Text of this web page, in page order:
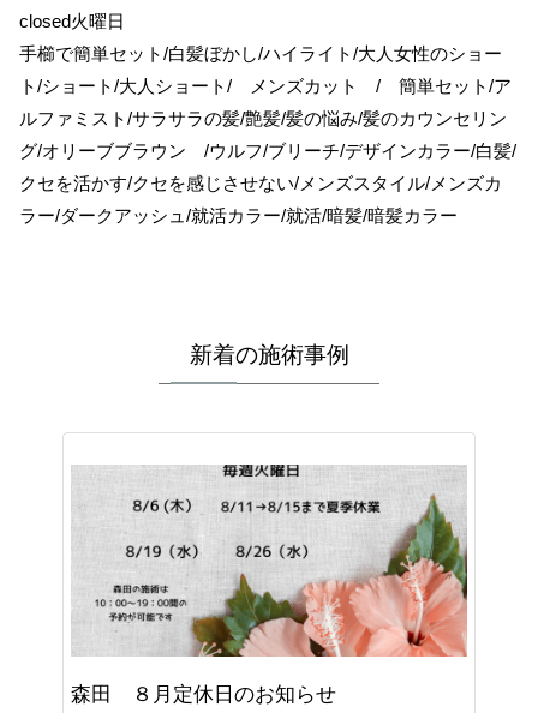
closed火曜日
手櫛で簡単セット/白髪ぼかし/ハイライト/大人女性のショー
ト/ショート/大人ショート/ メンズカット / 簡単セット/ア
ルファミスト/サラサラの髪/艶髪/髪の悩み/髪のカウンセリン
グ/オリーブブラウン /ウルフ/ブリーチ/デザインカラー/白髪/
クセを活かす/クセを感じさせない/メンズスタイル/メンズカ
ラー/ダークアッシュ/就活カラー/就活/暗髪/暗髪カラー
新着の施術事例
森田 ８月定休日のお知らせ